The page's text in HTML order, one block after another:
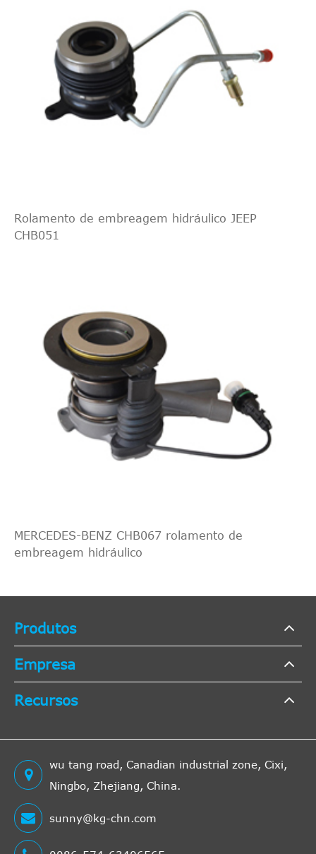
Rolamento de embreagem hidráulico JEEP
CHB051
MERCEDES-BENZ CHB067 rolamento de
embreagem hidráulico
Produtos
Empresa
Recursos
wu tang road, Canadian industrial zone, Cixi,
Ningbo, Zhejiang, China.
sunny@kg-chn.com